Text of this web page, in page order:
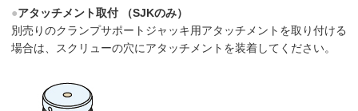
●アタッチメント取付 （SJKのみ）
別売りのクランプサポートジャッキ用アタッチメントを取り付ける
場合は、スクリューの穴にアタッチメントを装着してください。